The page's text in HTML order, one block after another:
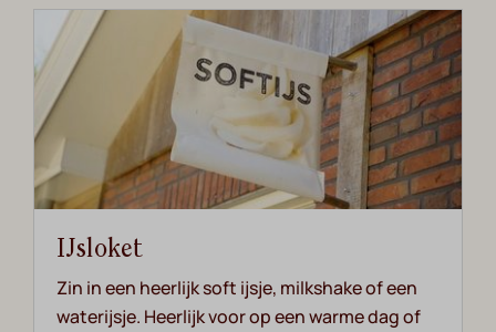
IJsloket
Zin in een heerlijk soft ijsje, milkshake of een
waterijsje. Heerlijk voor op een warme dag of